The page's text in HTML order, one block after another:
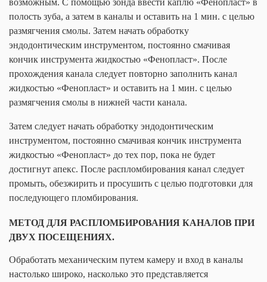
полость зуба, а затем в каналы и оставить на 1 мин. с целью
размягчения смолы. Затем начать обработку
эндодонтическим инструментом, постоянно смачивая
кончик инструмента жидкостью «Фенопласт». После
прохождения канала следует повторно заполнить канал
жидкостью «Фенопласт» и оставить на 1 мин. с целью
размягчения смолы в нижней части канала.
Затем следует начать обработку эндодонтическим
инструментом, постоянно смачивая кончик инструмента
жидкостью «Фенопласт» до тех пор, пока не будет
достигнут апекс. После распломбирования канал следует
промыть, обезжирить и просушить с целью подготовки для
последующего пломбирования.
МЕТОД ДЛЯ РАСПЛОМБИРОВАНИЯ КАНАЛОВ ПРИ
ДВУХ ПОСЕЩЕНИЯХ.
Обработать механическим путем камеру и вход в каналы
настолько широко, насколько это представляется